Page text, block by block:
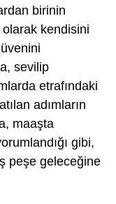
birinin
kendisini
sevilip
etrafındaki
adımların
maaşta
gibi,
peşe geleceğine